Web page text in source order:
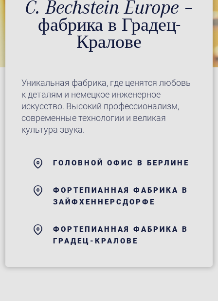
C. Bechstein Europe –
фабрика в Градец-
Кралове
Уникальная фабрика, где ценятся любовь
к деталям и немецкое инженерное
искусство. Высокий профессионализм,
современные технологии и великая
культура звука.
ГОЛОВНОЙ ОФИС В БЕРЛИНЕ
ФОРТЕПИАННАЯ ФАБРИКА В
ЗАЙФХЕННЕРСДОРФЕ
ФОРТЕПИАННАЯ ФАБРИКА В
ГРАДЕЦ-КРАЛОВЕ